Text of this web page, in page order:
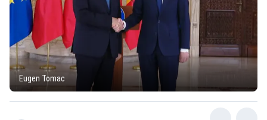
Eugen Tomac